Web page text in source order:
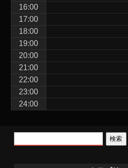
16:00
17:00
18:00
19:00
20:00
21:00
22:00
23:00
24:00
検索